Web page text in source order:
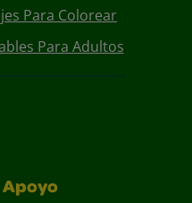
Para Colorear
Para Adultos
Apoyo